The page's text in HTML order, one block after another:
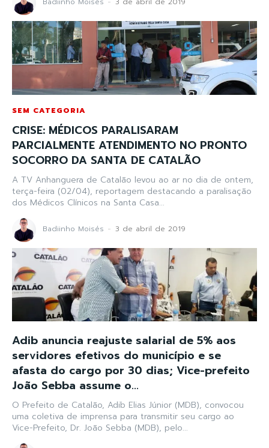
SEM CATEGORIA
CRISE: MÉDICOS PARALISARAM
PARCIALMENTE ATENDIMENTO NO PRONTO
SOCORRO DA SANTA DE CATALÃO
A TV Anhanguera de Catalão levou ao ar no dia de ontem,
terça-feira (02/04), reportagem destacando a paralisação
dos Médicos Clínicos na Santa Casa...
Badiinho Moisés - 3 de abril de 2019
Adib anuncia reajuste salarial de 5% aos
servidores efetivos do município e se
afasta do cargo por 30 dias; Vice-prefeito
João Sebba assume o...
O Prefeito de Catalão, Adib Elias Júnior (MDB), convocou
uma coletiva de imprensa para transmitir seu cargo ao
Vice-Prefeito, Dr. João Sebba (MDB), pelo...